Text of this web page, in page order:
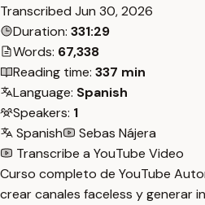
Transcribed Jun 30, 2026
Duration: 331:29
Words: 67,338
Reading time: 337 min
Language: Spanish
Speakers: 1
Spanish
Sebas Nájera
Transcribe a YouTube Video
Curso completo de YouTube
crear canales faceless y generar